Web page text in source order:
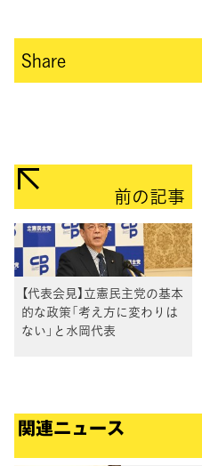
Share
前の記事
【代表会見】立憲民主党の基本
的な政策「考え方に変わりは
ない」と水岡代表
関連ニュース